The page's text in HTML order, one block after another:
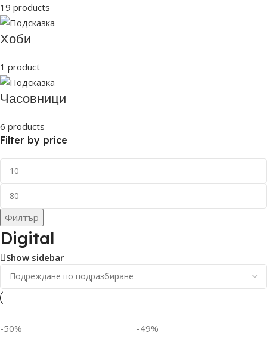
19 products
Хоби
1 product
Часовници
6 products
Filter by price
Филтър
Digital
Show sidebar
-50% -49%